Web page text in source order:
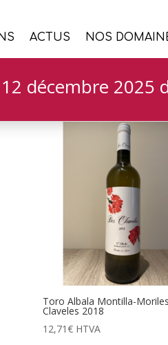
ACTUS NOS
décembre 2025
Toro Albala Montilla-
Claveles 2018
12,71€ HTVA